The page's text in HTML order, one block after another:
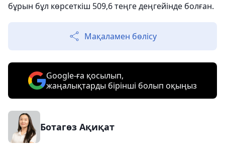
бұрын бұл көрсеткіш 509,6 теңге деңгейінде болған.
Мақаламен бөлісу
Google-ға қосылып,
жаңалықтарды бірінші болып оқыңыз
Ботагөз Ақиқат